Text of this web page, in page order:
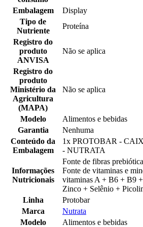
Embalagem
Display
Tipo de
Nutriente
Proteína
Registro do
produto
ANVISA
Não se aplica
Registro do
produto
Ministério da
Agricultura
(MAPA)
Não se aplica
Modelo
Alimentos e bebidas
Garantia
Nenhuma
Conteúdo da
Embalagem
1x PROTOBAR -
- NUTRATA
Informações
Nutricionais
Fonte de fibras
Fonte de vitaminas e
vitaminas A + B6 + B9
Zinco + Selênio +
Linha
Protobar
Marca
Nutrata
Modelo
Alimentos e bebidas